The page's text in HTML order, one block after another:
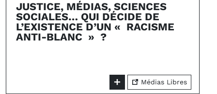
JUSTICE, MÉDIAS, SCIENCES
SOCIALES… QUI DÉCIDE DE
L’EXISTENCE D’UN « RACISME
ANTI-BLANC » ?
Médias Libres